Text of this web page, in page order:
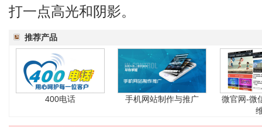
打一点高光和阴影。
推荐产品
400电话 手机网站制作与推广
微官网-微